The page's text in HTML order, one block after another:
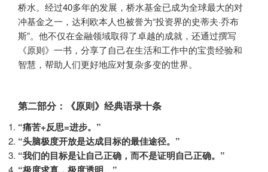
桥水。经过40多年的发展，桥水基金已成为全球最大的对
冲基金之一，达利欧本人也被誉为“投资界的史蒂夫·乔布
斯”。他不仅在金融领域取得了卓越的成就，还通过撰写
《原则》一书，分享了自己在生活和工作中的宝贵经验和
智慧，帮助人们更好地应对复杂多变的世界。
第二部分：《原则》经典语录十条
“痛苦+反思=进步。”
“头脑极度开放是达成目标的最佳途径。”
“我们的目标是让自己正确，而不是证明自己正确。”